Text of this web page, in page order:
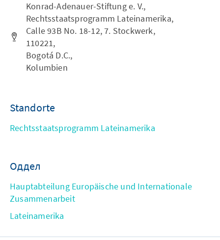
Konrad-Adenauer-Stiftung e. V.,
Rechtsstaatsprogramm Lateinamerika,
Calle 93B No. 18-12, 7. Stockwerk,
110221,
Bogotá D.C.,
Kolumbien
Standorte
Rechtsstaatsprogramm Lateinamerika
Оддел
Hauptabteilung Europäische und Internationale
Zusammenarbeit
Lateinamerika